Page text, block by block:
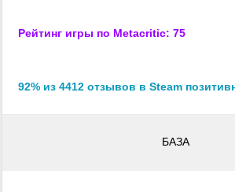
Рейтинг игры по Metacritic: 75
92% из 4412 отзывов в Steam
БАЗА